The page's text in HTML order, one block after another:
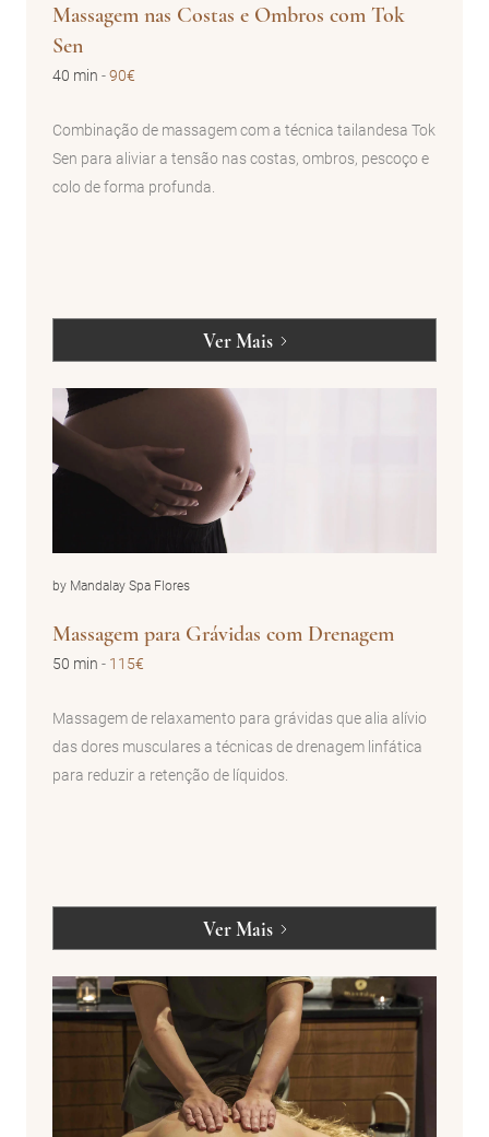
Massagem nas Costas e Ombros com Tok
Sen
40 min -90€
Combinação de massagem com a técnica tailandesa Tok
Sen para aliviar a tensão nas costas, ombros, pescoço e
colo de forma profunda.
Ver Mais
by Mandalay Spa Flores
Massagem para Grávidas com Drenagem
50 min - 115€
Massagem de relaxamento para grávidas que alia alívio
das dores musculares a técnicas de drenagem linfática
para reduzir a retenção de líquidos.
Ver Mais